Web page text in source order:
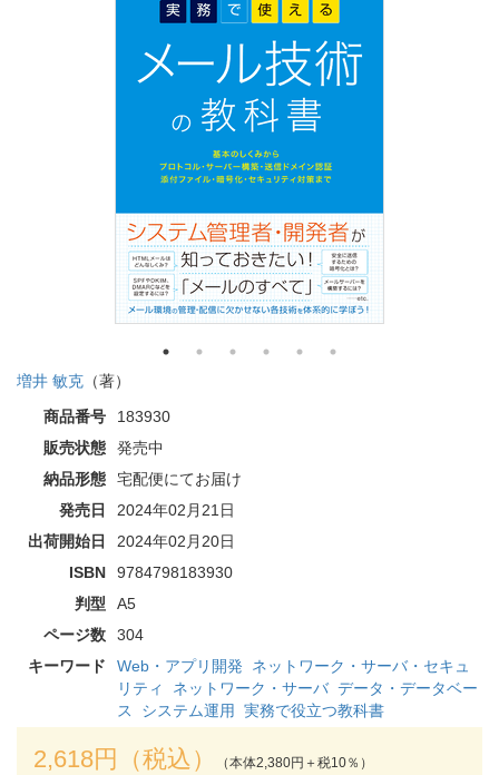
増井 敏克 （著）
商品番号
183930
販売状態
発売中
納品形態
宅配便にてお届け
発売日
2024年02月21日
出荷開始日
2024年02月20日
ISBN
9784798183930
判型
A5
ページ数
304
キーワード
Web・アプリ開発
ネットワーク・サーバ・セキュ
リティ
ネットワーク・サーバ データ・データベー
ス
システム運用 実務で役立つ教科書
2,618円（税込） （本体2,380円＋税10％）